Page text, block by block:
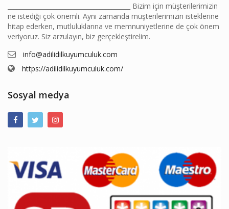
________________________________________ Bizim için müşterilerimizin
ne istediği çok önemli. Aynı zamanda müşterilerimizin isteklerine
hitap ederken, mutluluklarına ve memnuniyetlerine de çok önem
veriyoruz. Siz arzulayın, biz gerçekleştirelim.
info@adilidilkuyumculuk.com
https://adilidilkuyumculuk.com/
Sosyal medya